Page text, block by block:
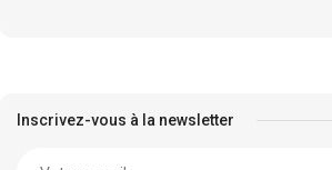
Inscrivez-vous à la newsletter